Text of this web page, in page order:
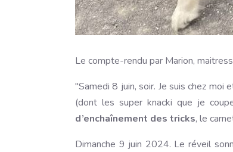
Le compte-rendu par Marion,
"Samedi 8 juin, soir. Je suis chez moi
(dont les super knacki que je
d’enchaînement des tricks, le
Dimanche 9 juin 2024. Le réveil